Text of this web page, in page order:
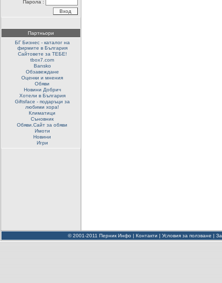
Парола :
Партньори
БГ Бизнес - каталог на
фирмите в България
Сайтовете за ТЕБЕ!
tbox7.com
Bansko
Обзавеждане
Оценки и мнения
Обяви
Новини Добрич
Хотели в България
Giftsface - подаръци за
любими хора!
Климатици
Съновник
Обяви.Сайт за обяви
Имоти
Новини
Игри
© 2001-2011 Перник Инфо | Контакти | Условия за ползване |